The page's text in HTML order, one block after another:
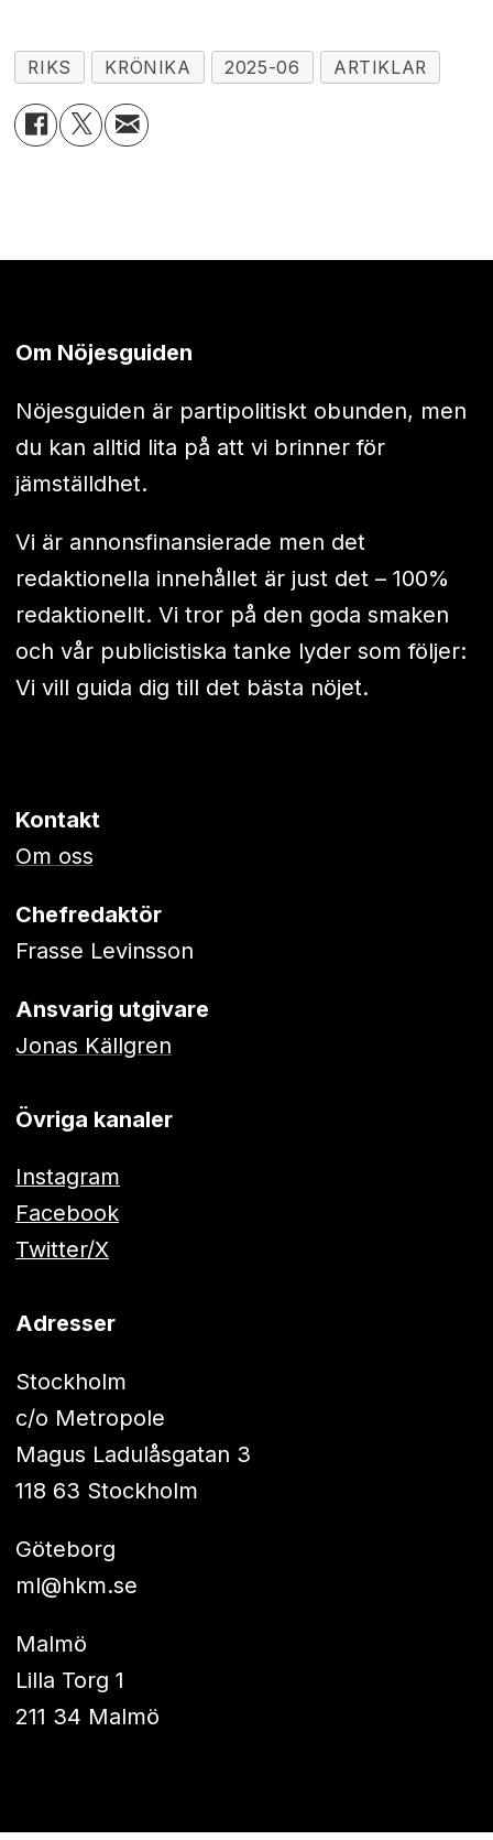
RIKS KRÖNIKA 2025-06 ARTIKLAR
Om Nöjesguiden
Nöjesguiden är partipolitiskt obunden, men
du kan alltid lita på att vi brinner för
jämställdhet.
Vi är annonsfinansierade men det
redaktionella innehållet är just det – 100%
redaktionellt. Vi tror på den goda smaken
och vår publicistiska tanke lyder som följer:
Vi vill guida dig till det bästa nöjet.
Kontakt
Om oss
Chefredaktör
Frasse Levinsson
Ansvarig utgivare
Jonas Källgren
Övriga kanaler
Instagram
Facebook
Twitter/X
Adresser
Stockholm
c/o Metropole
Magus Ladulåsgatan 3
118 63 Stockholm
Göteborg
ml@hkm.se
Malmö
Lilla Torg 1
211 34 Malmö